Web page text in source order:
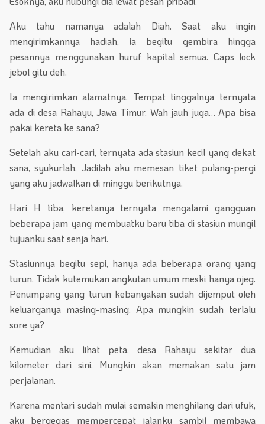
Aku tahu namanya adalah Diah. Saat aku ingin
mengirimkannya hadiah, ia begitu gembira hingga
pesannya menggunakan huruf kapital semua. Caps lock
jebol gitu deh.
Ia mengirimkan alamatnya. Tempat tinggalnya ternyata
ada di desa Rahayu, Jawa Timur. Wah jauh juga… Apa bisa
pakai kereta ke sana?
Setelah aku cari-cari, ternyata ada stasiun kecil yang dekat
sana, syukurlah. Jadilah aku memesan tiket pulang-pergi
yang aku jadwalkan di minggu berikutnya.
Hari H tiba, keretanya ternyata mengalami gangguan
beberapa jam yang membuatku baru tiba di stasiun mungil
tujuanku saat senja hari.
Stasiunnya begitu sepi, hanya ada beberapa orang yang
turun. Tidak kutemukan angkutan umum meski hanya ojeg.
Penumpang yang turun kebanyakan sudah dijemput oleh
keluarganya masing-masing. Apa mungkin sudah terlalu
sore ya?
Kemudian aku lihat peta, desa Rahayu sekitar dua
kilometer dari sini. Mungkin akan memakan satu jam
perjalanan.
Karena mentari sudah mulai semakin menghilang dari ufuk,
aku bergegas mempercepat jalanku sambil membawa